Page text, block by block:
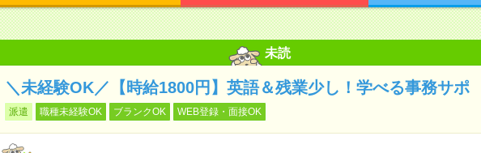
未読
＼未経験OK／【時給1800円】英語＆残業少し！学べる事務サポ
派遣 職種未経験OK ブランクOK WEB登録・面接OK